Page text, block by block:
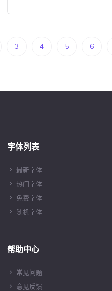
3 4 5 6
字体列表
最新字体
热门字体
免费字体
随机字体
帮助中心
常见问题
意见反馈